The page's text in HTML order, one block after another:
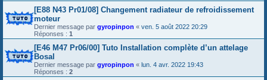
[E88 N43 Pr01/08] Changement radiateur de refroidissement
moteur
Dernier message par gyropinpon « ven. 5 août 2022 20:29
Réponses : 1
[E46 M47 Pr06/00] Tuto Installation complète d’un attelage
Bosal
Dernier message par gyropinpon « lun. 4 avr. 2022 19:43
Réponses : 2